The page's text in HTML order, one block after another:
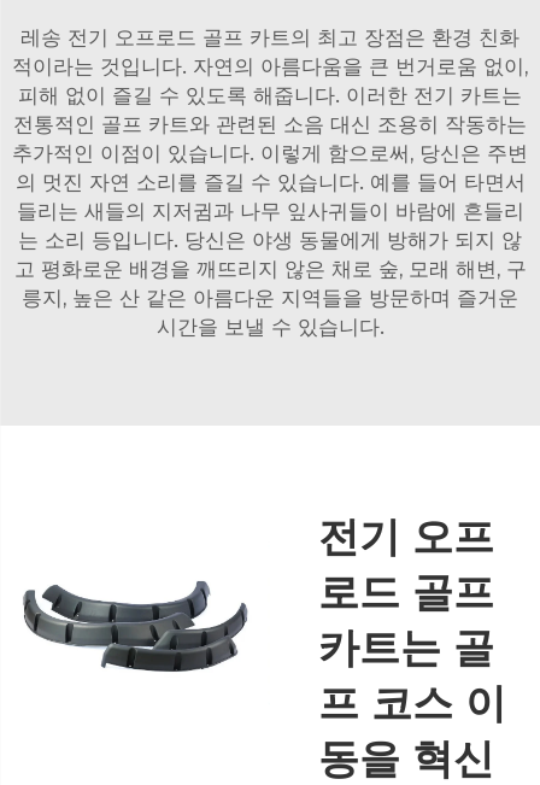
레송 전기 오프로드 골프 카트의 최고 장점은 환경 친화
적이라는 것입니다. 자연의 아름다움을 큰 번거로움 없이,
피해 없이 즐길 수 있도록 해줍니다. 이러한 전기 카트는
전통적인 골프 카트와 관련된 소음 대신 조용히 작동하는
추가적인 이점이 있습니다. 이렇게 함으로써, 당신은 주변
의 멋진 자연 소리를 즐길 수 있습니다. 예를 들어 타면서
들리는 새들의 지저귐과 나무 잎사귀들이 바람에 흔들리
는 소리 등입니다. 당신은 야생 동물에게 방해가 되지 않
고 평화로운 배경을 깨뜨리지 않은 채로 숲, 모래 해변, 구
릉지, 높은 산 같은 아름다운 지역들을 방문하며 즐거운
시간을 보낼 수 있습니다.
전기 오프
로드 골프
카트는 골
프 코스 이
동을 혁신